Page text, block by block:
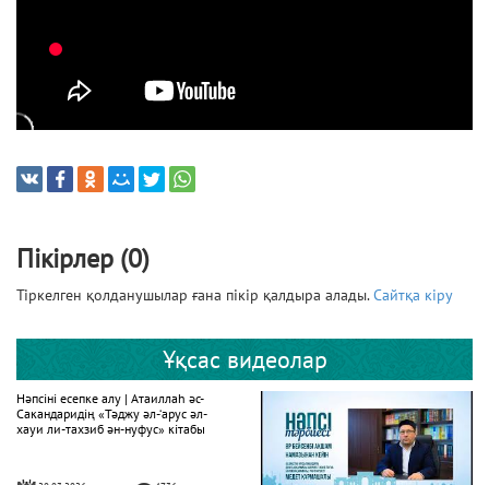
Пікірлер (0)
Тіркелген қолданушылар ғана пікір қалдыра алады.Сайтқа кіру
Ұқсас видеолар
Нәпсіні есепке алу | Атаиллаһ әс-
Сакандаридің «Тәджу әл-‘арус әл-
хауи ли-тахзиб ән-нуфус» кітабы